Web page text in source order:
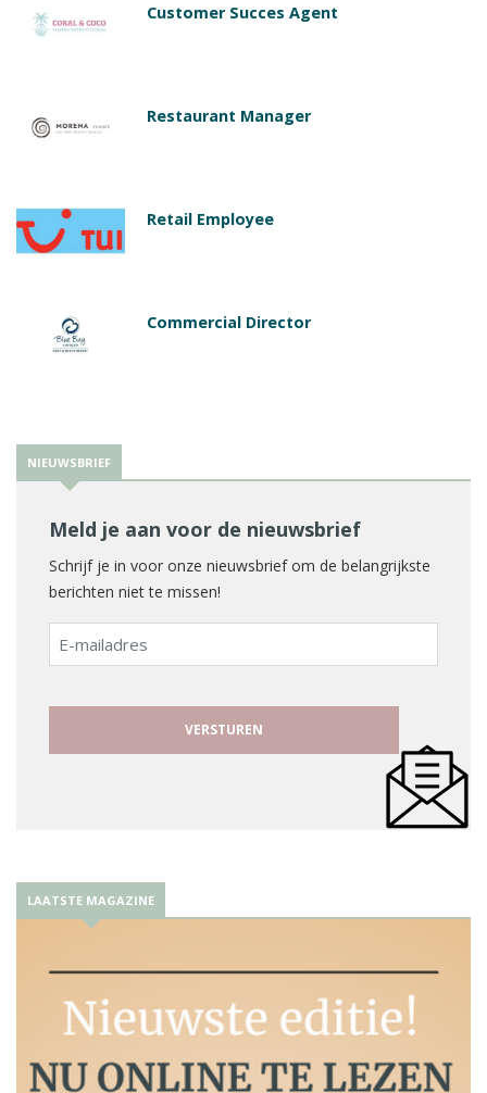
Customer Succes Agent
Restaurant Manager
Retail Employee
Commercial Director
NIEUWSBRIEF
Meld je aan voor de nieuwsbrief
Schrijf je in voor onze nieuwsbrief om de belangrijkste
berichten niet te missen!
E-
mailadres
LAATSTE MAGAZINE